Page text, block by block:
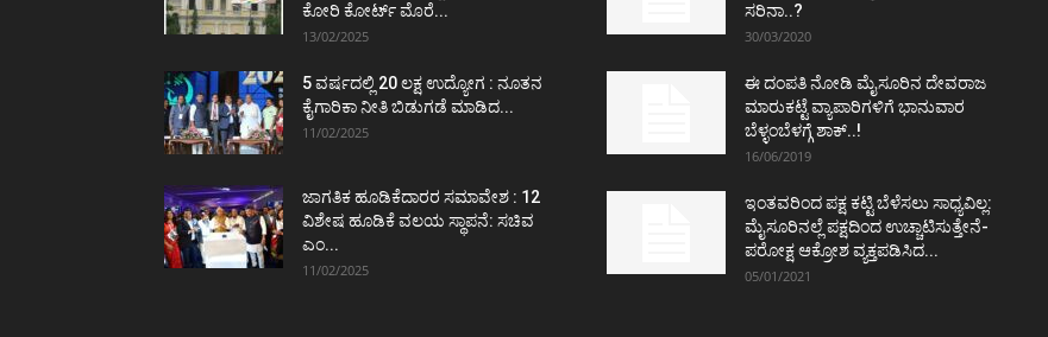
ಕೋರಿ ಕೋರ್ಟ್‌ ಮೊರೆ...
13/02/2025
5 ವರ್ಷದಲ್ಲಿ 20 ಲಕ್ಷ ಉದ್ಯೋಗ : ನೂತನ
ಕೈಗಾರಿಕಾ ನೀತಿ ಬಿಡುಗಡೆ ಮಾಡಿದ...
11/02/2025
ಜಾಗತಿಕ ಹೂಡಿಕೆದಾರರ ಸಮಾವೇಶ : 12
ವಿಶೇಷ ಹೂಡಿಕೆ ವಲಯ ಸ್ಥಾಪನೆ: ಸಚಿವ
ಎಂ...
11/02/2025
ಸರಿನಾ..?
30/03/2020
ಈ ದಂಪತಿ ನೋಡಿ ಮೈಸೂರಿನ ದೇವರಾಜ
ಮಾರುಕಟ್ಟೆ ವ್ಯಾಪಾರಿಗಳಿಗೆ ಭಾನುವಾರ
ಬೆಳ್ಳಂಬೆಳಗ್ಗೆ ಶಾಕ್..!
16/06/2019
ಇಂತವರಿಂದ ಪಕ್ಷ ಕಟ್ಟಿ ಬೆಳೆಸಲು ಸಾಧ್ಯವಿಲ್ಲ:
ಮೈಸೂರಿನಲ್ಲೆ ಪಕ್ಷದಿಂದ ಉಚ್ಚಾಟಿಸುತ್ತೇನೆ-
ಪರೋಕ್ಷ ಆಕ್ರೋಶ ವ್ಯಕ್ತಪಡಿಸಿದ...
05/01/2021